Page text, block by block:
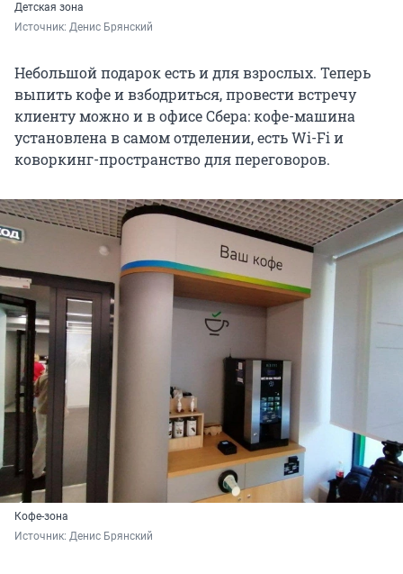
Детская зона
Источник: Денис Брянский
Небольшой подарок есть и для взрослых. Теперь
выпить кофе и взбодриться, провести встречу
клиенту можно и в офисе Сбера: кофе-машина
установлена в самом отделении, есть Wi-Fi и
коворкинг-пространство для переговоров.
Кофе-зона
Источник: Денис Брянский